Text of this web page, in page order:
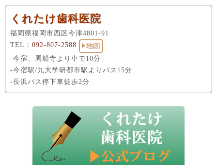
くれたけ歯科医院
福岡県福岡市西区今津4801-91
TEL： 092-807-2588
-今宿、周船寺より車で10分
-今宿駅/九大学研都市駅よりバス15分
-長浜バス停下車徒歩2分